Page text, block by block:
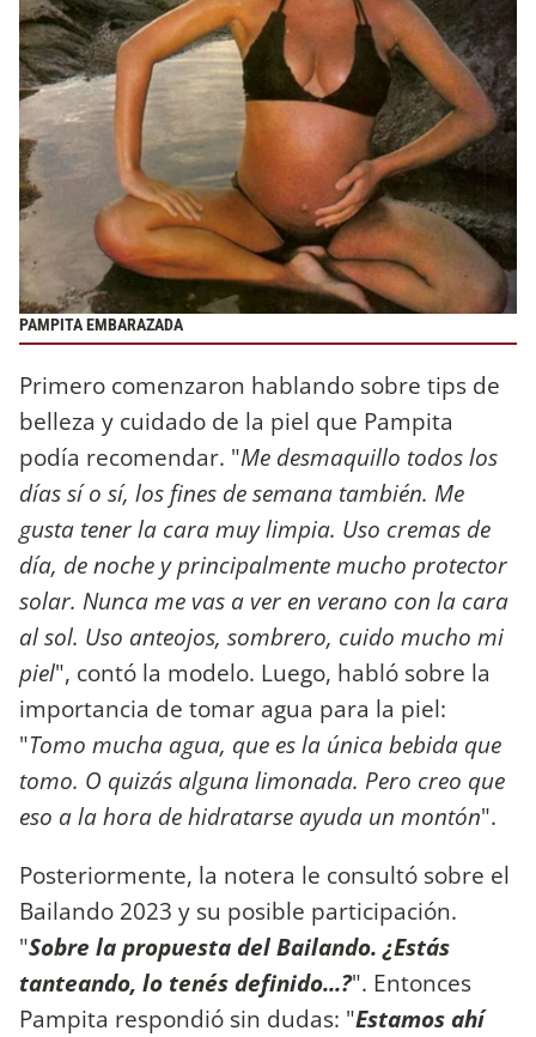
PAMPITA EMBARAZADA
Primero comenzaron hablando sobre tips de
belleza y cuidado de la piel que Pampita
podía recomendar. "Me desmaquillo todos los
días sí o sí, los fines de semana también. Me
gusta tener la cara muy limpia. Uso cremas de
día, de noche y principalmente mucho protector
solar. Nunca me vas a ver en verano con la cara
al sol. Uso anteojos, sombrero, cuido mucho mi
piel", contó la modelo. Luego, habló sobre la
importancia de tomar agua para la piel:
"Tomo mucha agua, que es la única bebida que
tomo. O quizás alguna limonada. Pero creo que
eso a la hora de hidratarse ayuda un montón".
Posteriormente, la notera le consultó sobre el
Bailando 2023 y su posible participación.
"Sobre la propuesta del Bailando. ¿Estás
tanteando, lo tenés definido...?". Entonces
Pampita respondió sin dudas: "Estamos ahí